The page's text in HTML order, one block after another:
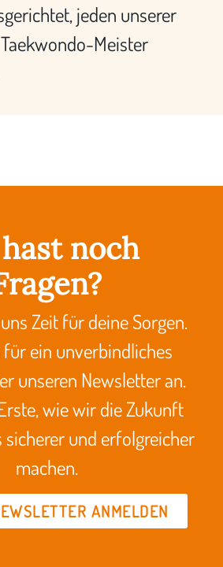
jeden unserer
Meister
noch
Zeit für deine Sorgen.
für ein unverbindliches
unseren Newsletter an.
wie wir die Zukunft
sicherer und erfolgreicher
machen.
ANMELDEN